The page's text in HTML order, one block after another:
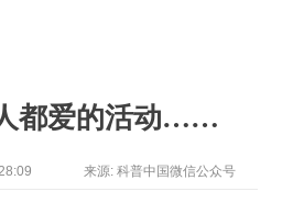
都爱的活动……
来源: 科普中国微信公众号